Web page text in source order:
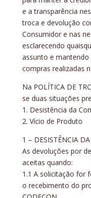
e a transparência
troca e devolução
Consumidor e nas
esclarecendo
assunto e
compras realizadas
Na POLÍTICA DE
se duas situações
1. Desistência da
2. Vício de Produto
1 – DESISTÊNCIA
As devoluções por
aceitas quando:
1.1 A solicitação for
o recebimento do